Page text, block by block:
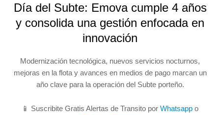
Día del Subte: Emova cumple 4 años
y consolida una gestión enfocada en
innovación
Modernización tecnológica, nuevos servicios nocturnos,
mejoras en la flota y avances en medios de pago marcan un
año clave para la operación del Subte porteño.
📱 Suscribite Gratis Alertas de Transito por Whatsapp o